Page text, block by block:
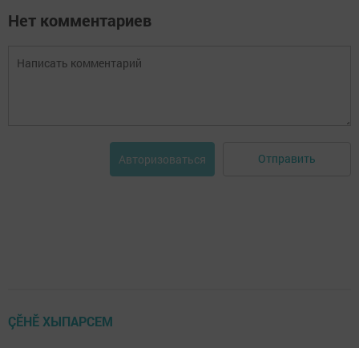
Нет комментариев
Авторизоваться Отправить
ÇӖНӖ ХЫПАРСЕМ